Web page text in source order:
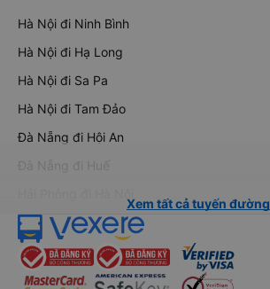
Hà Nội đi Ninh Bình
Hà Nội đi Hạ Long
Hà Nội đi Sa Pa
Hà Nội đi Tam Đảo
Đà Nẵng đi Hội An
Đà Nẵng đi Huế
Xem tất cả tuyến đường